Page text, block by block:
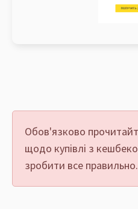
Обов'язково
щодо купівлі з
зробити все правильно.